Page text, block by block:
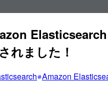
れました！
Amazon